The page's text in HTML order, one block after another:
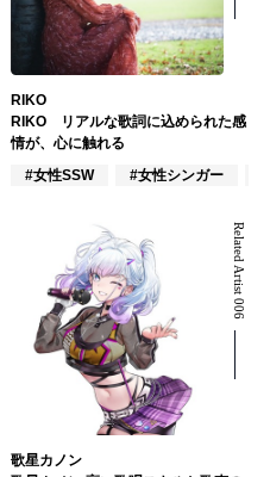
ク
RIKO
RIKO リアルな歌詞に込められた感
情が、心に触れる
#女性SSW
#女性シンガー
Related Artist 006
歌星カノン